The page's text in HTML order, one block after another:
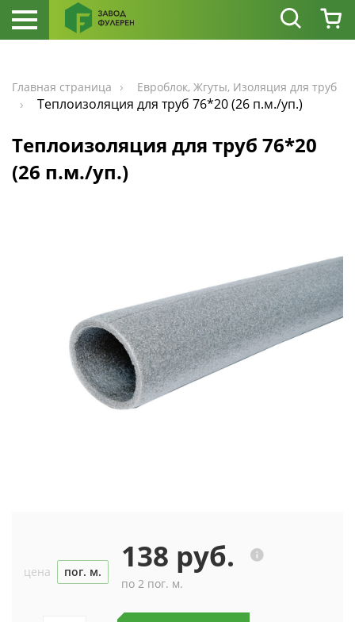
Главная страница Евроблок, Жгуты, Изоляция для труб
Теплоизоляция для труб 76*20 (26 п.м./уп.)
Теплоизоляция для труб 76*20
(26 п.м./уп.)
цена пог. м. 138 руб.
по 2 пог. м.